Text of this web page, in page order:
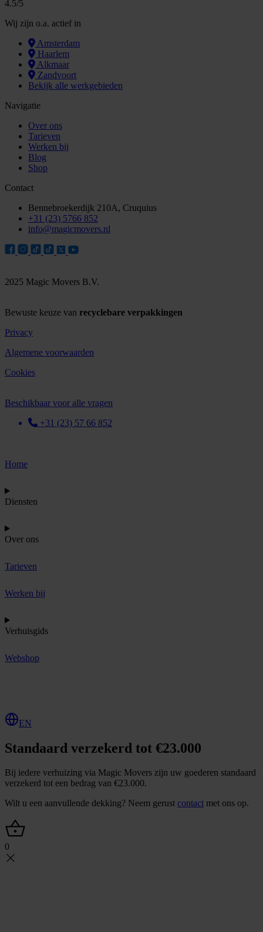
4.5/5
Wij zijn o.a. actief in
Amsterdam
Haarlem
Alkmaar
Zandvoort
Bekijk alle werkgebieden
Navigatie
Over ons
Tarieven
Werken bij
Blog
Shop
Contact
Bennebroekerdijk 210A, Cruquius
+31 (23) 5766 852
info@magicmovers.nl
2025 Magic Movers B.V.
Bewuste keuze van recyclebare verpakkingen
Privacy
Algemene voorwaarden
Cookies
Beschikbaar voor alle vragen
+31 (23) 57 66 852
Home
Diensten
Over ons
Tarieven
Werken bij
Verhuisgids
Webshop
EN
Standaard verzekerd tot €23.000
Bij iedere verhuizing via Magic Movers zijn uw goederen standaard
verzekerd tot een bedrag van €23.000.
Wilt u een aanvullende dekking? Neem gerust contact met ons op.
0